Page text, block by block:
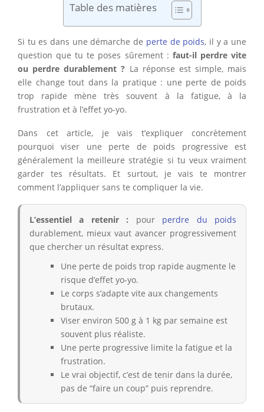
Table des matières
Si tu es dans une démarche de perte de poids, il y a une
question que tu te poses sûrement : faut-il perdre vite
ou perdre durablement ? La réponse est simple, mais
elle change tout dans la pratique : une perte de poids
trop rapide mène très souvent à la fatigue, à la
frustration et à l’effet yo-yo.
Dans cet article, je vais t’expliquer concrètement
pourquoi viser une perte de poids progressive est
généralement la meilleure stratégie si tu veux vraiment
garder tes résultats. Et surtout, je vais te montrer
comment l’appliquer sans te compliquer la vie.
L’essentiel a retenir : pour perdre du poids
durablement, mieux vaut avancer progressivement
que chercher un résultat express.
Une perte de poids trop rapide augmente le
risque d’effet yo-yo.
Le corps s’adapte vite aux changements
brutaux.
Viser environ 500 g à 1 kg par semaine est
souvent plus réaliste.
Une perte progressive limite la fatigue et la
frustration.
Le vrai objectif, c’est de tenir dans la durée,
pas de “faire un coup” puis reprendre.